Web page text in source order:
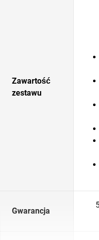
Zawartość
zestawu
Gwarancja